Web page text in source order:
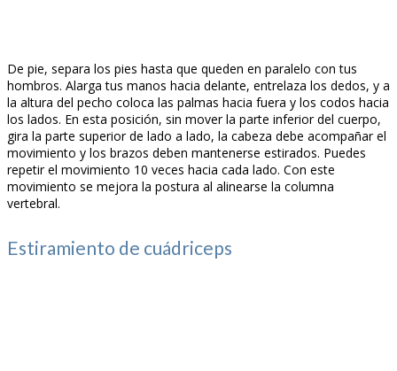
De pie, separa los pies hasta que queden en paralelo con tus
hombros. Alarga tus manos hacia delante, entrelaza los dedos, y a
la altura del pecho coloca las palmas hacia fuera y los codos hacia
los lados. En esta posición, sin mover la parte inferior del cuerpo,
gira la parte superior de lado a lado, la cabeza debe acompañar el
movimiento y los brazos deben mantenerse estirados. Puedes
repetir el movimiento 10 veces hacia cada lado. Con este
movimiento se mejora la postura al alinearse la columna
vertebral.
Estiramiento de cuádriceps